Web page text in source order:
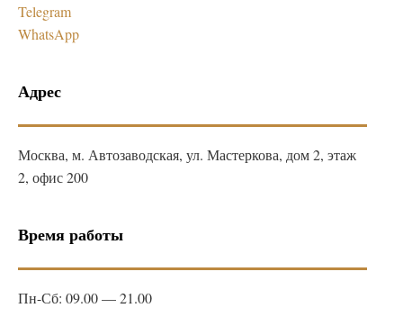
Telegram
WhatsApp
Адрес
Москва, м. Автозаводская, ул. Мастеркова, дом 2, этаж
2, офис 200
Время работы
Пн-Сб: 09.00 — 21.00